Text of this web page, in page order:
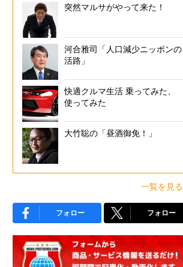
突然マルサがやって来た！
河合雅司「人口減少ニッポンの
活路」
快適クルマ生活 乗ってみた、
使ってみた
大竹聡の「昼酒御免！」
一覧を見る
フォロー フォロー